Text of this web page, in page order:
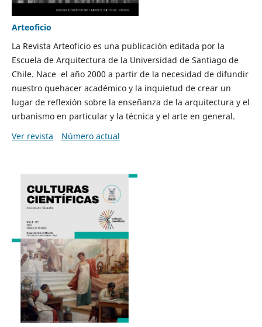
Arteoficio
La Revista Arteoficio es una publicación editada por la
Escuela de Arquitectura de la Universidad de Santiago de
Chile. Nace el año 2000 a partir de la necesidad de difundir
nuestro quehacer académico y la inquietud de crear un
lugar de reflexión sobre la enseñanza de la arquitectura y el
urbanismo en particular y la técnica y el arte en general.
Ver revista
Número actual